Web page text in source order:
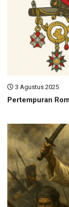
3 Agustus 2025
Pertempuran